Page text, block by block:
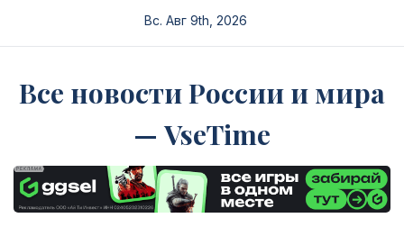
Вс. Авг 9th, 2026
Все новости России и мира
— VseTime